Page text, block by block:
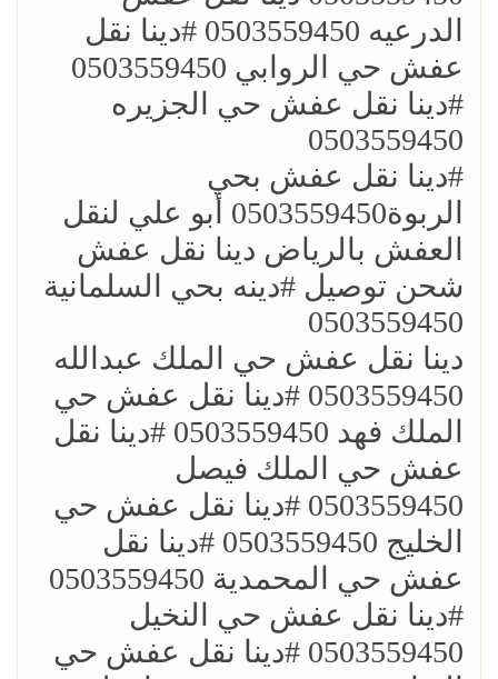
الدرعيه 0503559450 ؜#دينا نقل
عفش حي الروابي 0503559450
؜#دينا نقل عفش حي الجزيره
0503559450
؜؜#دينا نقل عفش بحي
الربوة0503559450 أبو علي لنقل
العفش بالرياض دينا نقل عفش
شحن توصيل ؜#دينه بحي السلمانية
0503559450
؜دينا نقل عفش حي الملك عبدالله
0503559450 ؜#دينا نقل عفش حي
الملك فهد 0503559450 ؜#دينا نقل
عفش حي الملك فيصل
0503559450 ؜#دينا نقل عفش حي
الخليج 0503559450 ؜#دينا نقل
عفش حي المحمدية 0503559450
؜#دينا نقل عفش حي النخيل
0503559450 ؜#دينا نقل عفش حي